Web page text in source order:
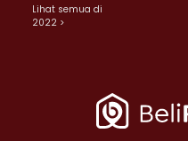
Lihat semua di
2022 >